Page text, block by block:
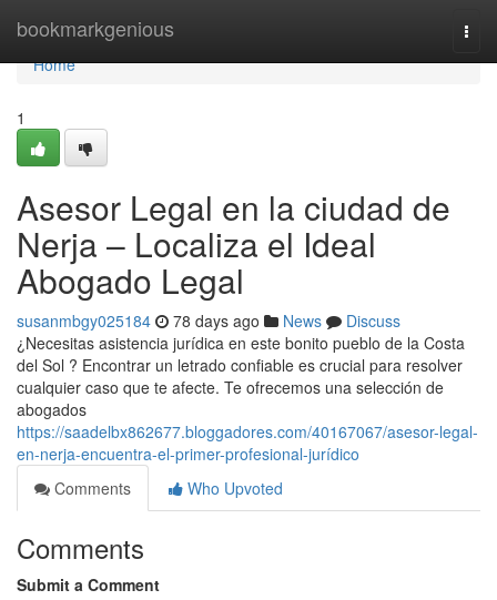
bookmarkgenious
Home
Home
1
Asesor Legal en la ciudad de
Nerja – Localiza el Ideal
Abogado Legal
susanmbgy025184 78 days ago News
Discuss
¿Necesitas asistencia jurídica en este bonito pueblo de la Costa
del Sol ? Encontrar un letrado confiable es crucial para resolver
cualquier caso que te afecte. Te ofrecemos una selección de
abogados
https://saadelbx862677.bloggadores.com/40167067/asesor-legal-
en-nerja-encuentra-el-primer-profesional-jurídico
Comments
Who Upvoted
Comments
Submit a Comment